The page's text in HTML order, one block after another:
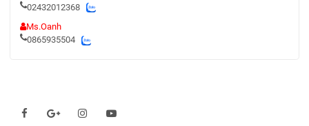
02432012368
Ms.Oanh
0865935504